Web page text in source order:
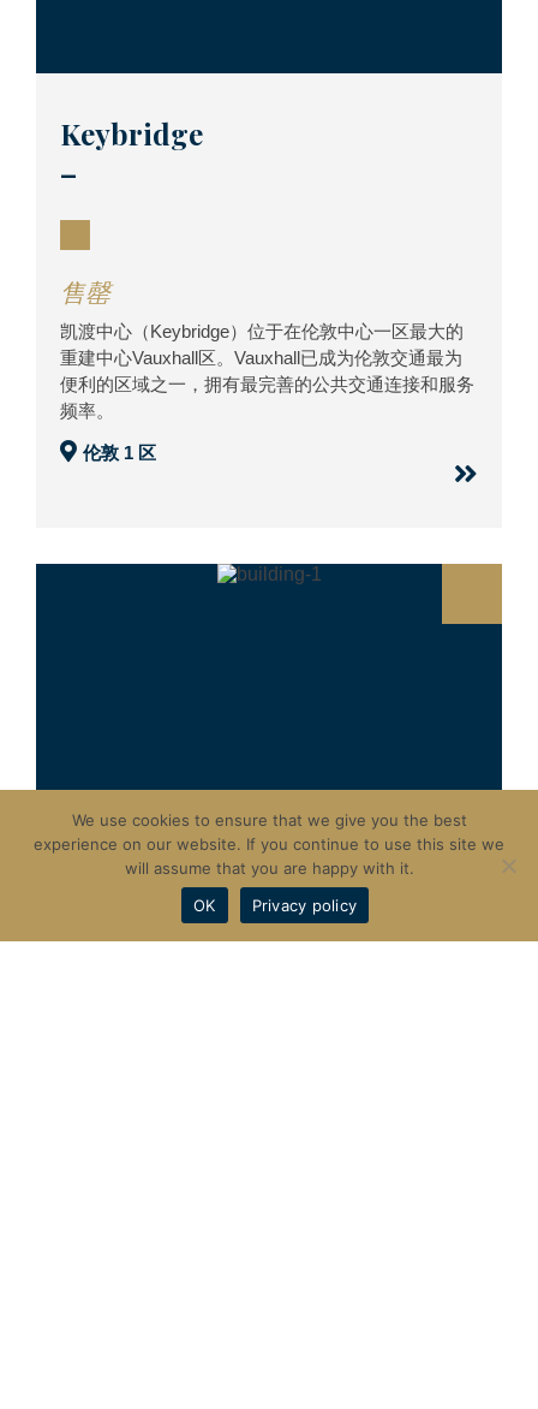
Keybridge
–
售罄
凯渡中心（Keybridge）位于在伦敦中心一区最大的
重建中心Vauxhall区。Vauxhall已成为伦敦交通最为
便利的区域之一，拥有最完善的公共交通连接和服务
频率。
伦敦 1 区
We use cookies to ensure that we give you the best
experience on our website. If you continue to use this site we
will assume that you are happy with it.
OK
Privacy policy